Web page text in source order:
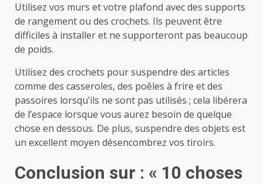
Utilisez vos murs et votre plafond avec des supports
de rangement ou des crochets. Ils peuvent être
difficiles à installer et ne supporteront pas beaucoup
de poids.
Utilisez des crochets pour suspendre des articles
comme des casseroles, des poêles à frire et des
passoires lorsqu’ils ne sont pas utilisés ; cela libérera
de l’espace lorsque vous aurez besoin de quelque
chose en dessous. De plus, suspendre des objets est
un excellent moyen désencombrez vos tiroirs.
Conclusion sur : « 10 choses